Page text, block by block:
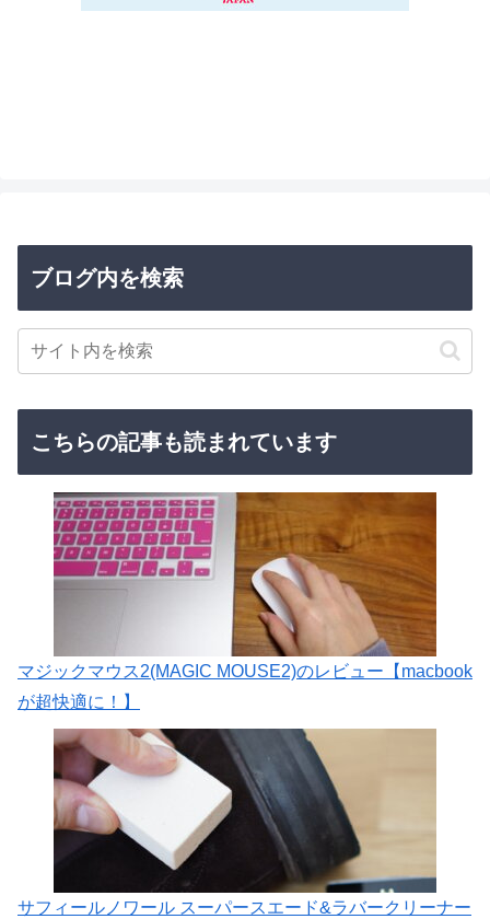
ブログ内を検索
こちらの記事も読まれています
マジックマウス2(MAGIC MOUSE2)のレビュー【macbook
が超快適に！】
サフィールノワール スーパースエード&ラバークリーナー